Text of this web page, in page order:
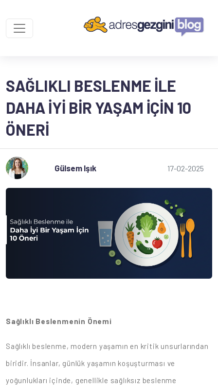
SAĞLIKLI BESLENME ILE
DAHA İYI BIR YAŞAM İÇIN 10
ÖNERI
Gülsem Işık 17-02-2025
Sağlıklı Beslenmenin Önemi
Sağlıklı beslenme, modern yaşamın en kritik unsurlarından
biridir. İnsanlar, günlük yaşamın koşuşturması ve
yoğunlukları içinde, genellikle sağlıksız beslenme